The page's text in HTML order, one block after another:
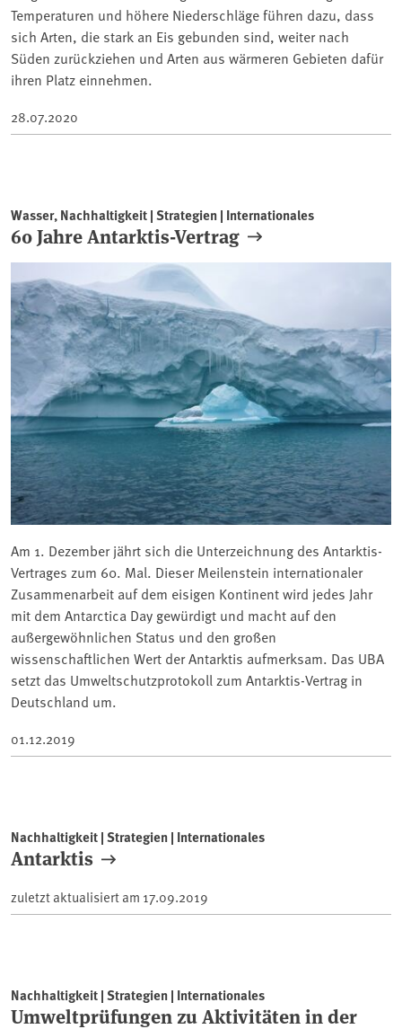
Temperaturen und höhere Niederschläge führen dazu, dass
sich Arten, die stark an Eis gebunden sind, weiter nach
Süden zurückziehen und Arten aus wärmeren Gebieten dafür
ihren Platz einnehmen.
28.07.2020
Wasser, Nachhaltigkeit | Strategien | Internationales
60 Jahre Antarktis-Vertrag
Am 1. Dezember jährt sich die Unterzeichnung des Antarktis-
Vertrages zum 60. Mal. Dieser Meilenstein internationaler
Zusammenarbeit auf dem eisigen Kontinent wird jedes Jahr
mit dem Antarctica Day gewürdigt und macht auf den
außergewöhnlichen Status und den großen
wissenschaftlichen Wert der Antarktis aufmerksam. Das UBA
setzt das Umweltschutzprotokoll zum Antarktis-Vertrag in
Deutschland um.
01.12.2019
Nachhaltigkeit | Strategien | Internationales
Antarktis
zuletzt aktualisiert am 17.09.2019
Nachhaltigkeit | Strategien | Internationales
Umweltprüfungen zu Aktivitäten in der